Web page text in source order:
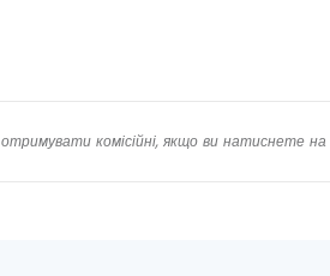
комісійні, якщо ви натиснете